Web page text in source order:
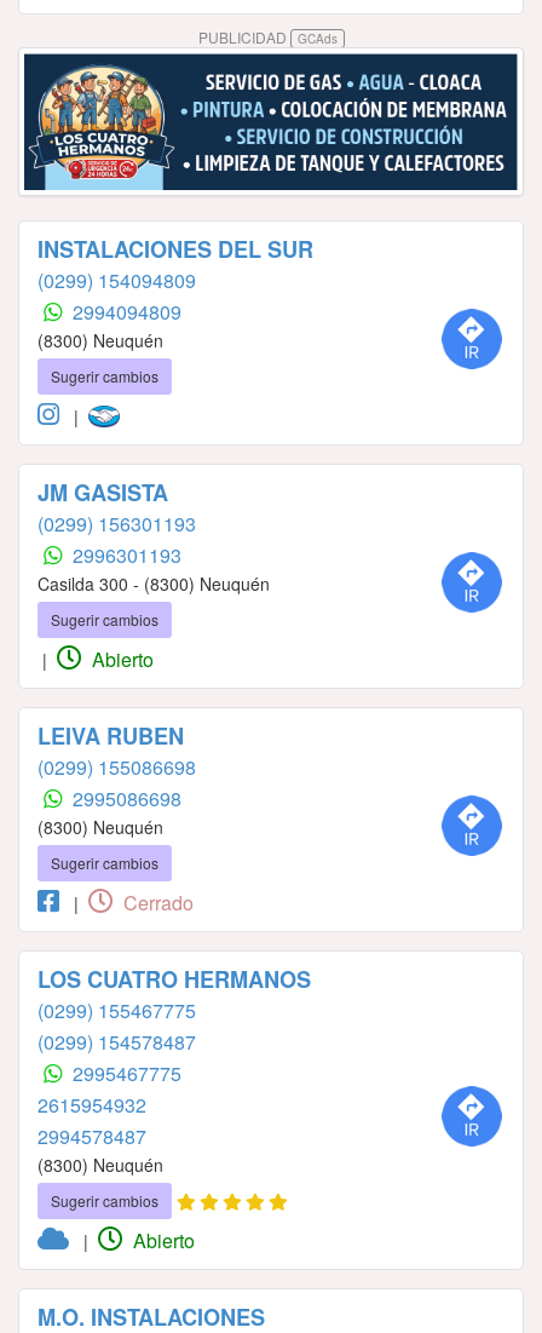
PUBLICIDAD GCAds
INSTALACIONES DEL SUR
(0299) 154094809
2994094809
(8300) Neuquén
Sugerir cambios
|
JM GASISTA
(0299) 156301193
2996301193
Casilda 300 - (8300) Neuquén
Sugerir cambios
| Abierto
LEIVA RUBEN
(0299) 155086698
2995086698
(8300) Neuquén
Sugerir cambios
| Cerrado
LOS CUATRO HERMANOS
(0299) 155467775
(0299) 154578487
2995467775
2615954932
2994578487
(8300) Neuquén
Sugerir cambios
| Abierto
M.O. INSTALACIONES